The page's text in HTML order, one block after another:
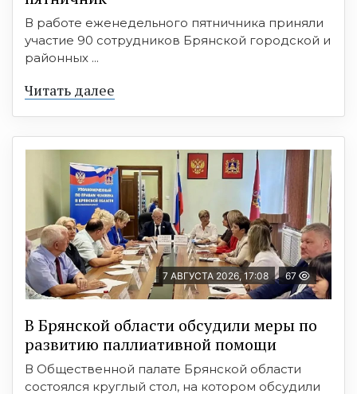
В работе еженедельного пятничника приняли
участие 90 сотрудников Брянской городской и
районных ...
Читать далее
7 АВГУСТА 2026, 17:08 67
В Брянской области обсудили меры по
развитию паллиативной помощи
В Общественной палате Брянской области
состоялся круглый стол, на котором обсудили